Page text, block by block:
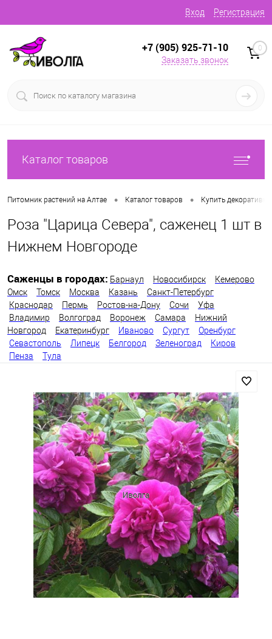
Вход Регистрация
+7 (905) 925-71-10
Заказать звонок
0
Каталог товаров
Питомник растений на Алтае • Каталог товаров • Купить
Роза "Царица Севера", саженец 1 шт в
Нижнем Новгороде
Саженцы в городах: Барнаул Новосибирск
Кемерово
Омск
Томск Москва Казань
Санкт-Петербург
Краснодар
Пермь Ростов-на-Дону Сочи
Уфа
Владимир
Волгоград Воронеж Самара
Нижний
Новгород
Екатеринбург Иваново Сургут
Оренбург
Севастополь
Липецк Белгород Зеленоград
Киров
Пенза
Тула